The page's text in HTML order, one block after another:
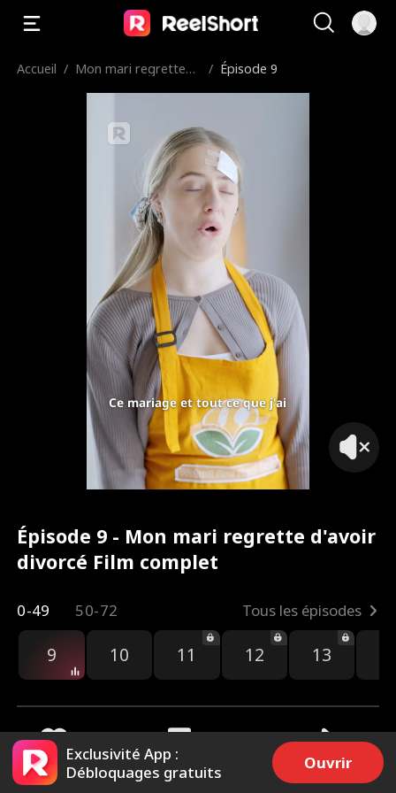
Accueil / Mon mari regrette
/ Épisode 9
Ce mariage et tout ce que j'ai
Épisode 9 - Mon mari regrette d'avoir
divorcé Film complet
0-49 50-72 Tous les épisodes
9 10 11 12 13
4.8k 93.3k Partager
Exclusivité App :
Débloquages gratuits
Ouvrir